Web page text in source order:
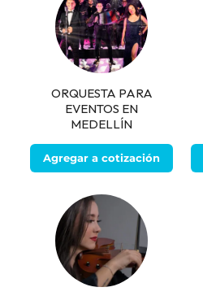
ORQUESTA PARA
EVENTOS EN
MEDELLÍN
Agregar a cotización